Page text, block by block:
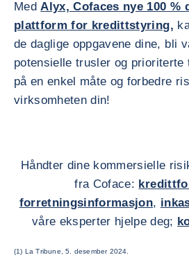
MedAlyx, Cofaces nye 100
plattform for kredittstyring,
de daglige oppgavene dine, bli
potensielle trusler og prioriterte
på en enkel måte og forbedre
virksomheten din!
Håndter dine kommersielle
fra Coface:
forretningsinformasjon,
våre eksperter hjelpe deg;
(1) La Tribune, 5. desember 2024.